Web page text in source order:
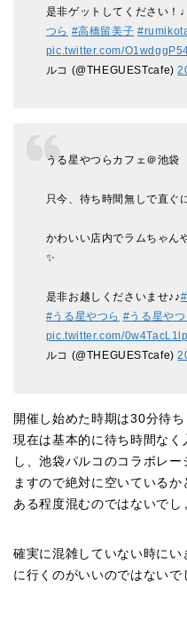
是非ゲットしてください！♩
つら #高橋留美子
pic.twitter.com/
ルコ (@THEGUESTcafe)
うる星やつらカフェ＠池袋
只今、待ち時間無しで直ぐ
かわいい店内でラムちゃん
✨
是非お越しくださいませ♪♪#
#うる星やつら #うる星やつ
pic.twitter.com/0w4TacL1lp
ルコ (@THEGUESTcafe)
開催し始めた時期は30分待ち
現在は基本的に待ち時間な
し、池袋パルコのコラボレ
ますので絶対に空いている
ある程度混むのではないでし
確実に混雑していない時にい
に行くのがいいのではないで